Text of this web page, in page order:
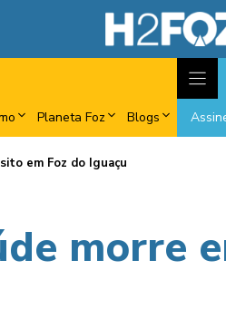
Planeta Foz Blogs
em Foz do Iguaçu
morre